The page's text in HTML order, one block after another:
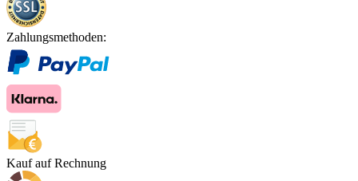
Zahlungsmethoden:
Kauf auf Rechnung